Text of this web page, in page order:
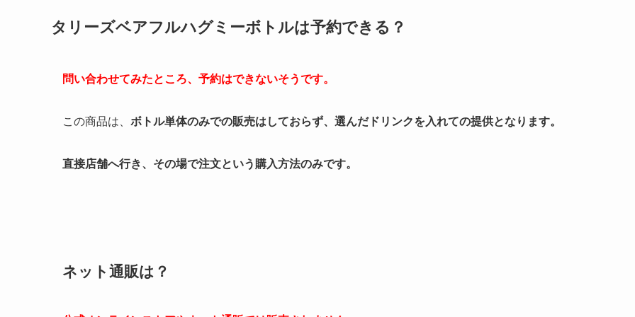
タリーズベアフルハグミーボトルは予約できる？
問い合わせてみたところ、予約はできないそうです。
この商品は、 ボトル単体のみでの販売はしておらず、選んだドリンクを入れての提供となります。
直接店舗へ行き、その場で注文という購入方法のみです。
ネット通販は？